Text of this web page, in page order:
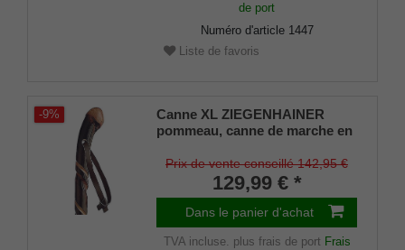
de port
Numéro d'article 1447
Liste de favoris
-9%
Canne XL ZIEGENHAINER
pommeau, canne de marche en
fraisage décoratif doublement
torsadé, embout rond en métal
inclus.
Prix de vente conseillé 142,95 €
129,99 € *
Dans le panier d'achat
TVA incluse. plus frais de port Frais